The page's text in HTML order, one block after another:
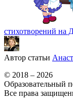
стихотворений на
Автор статьи
© 2018 – 2026
Образовательный
Все права